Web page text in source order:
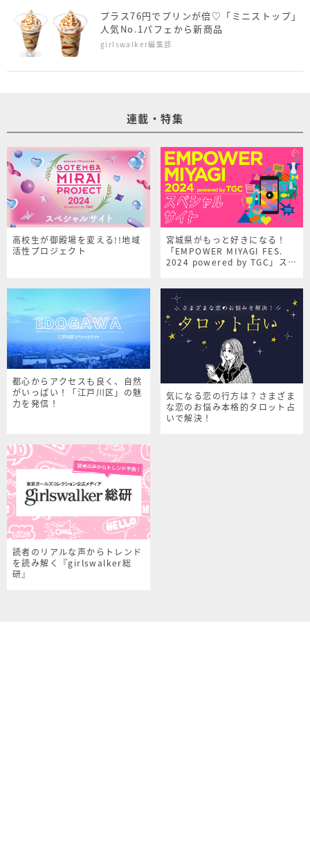
プラス76円でプリンが倍♡「ミニストップ」
人気No.1パフェから新商品
girlswalker編集部
連載・特集
高校生が御殿場を変える!!地域
活性プロジェクト
宮城県がもっと好きになる！
「EMPOWER MIYAGI FES.
2024 powered by TGC」スペ
都心からアクセスも良く、自然
がいっぱい！「江戸川区」の魅
力を発信！
気になる恋の行方は？さまざま
な恋のお悩み本格的タロット占
いで解決！
読者のリアルな声からトレンド
を読み解く『girlswalker総
研』